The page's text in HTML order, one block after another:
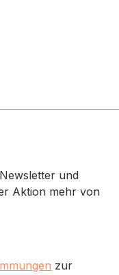
und
Aktion mehr von
zur